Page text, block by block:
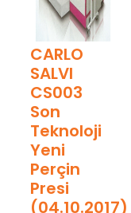
CARLO
SALVI
CS003
Son
Teknoloji
Yeni
Perçin
Presi
(04.10.2017)